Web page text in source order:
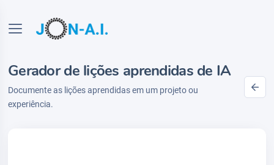
Gerador de lições aprendidas de IA
Documente as lições aprendidas em um projeto ou
experiência.